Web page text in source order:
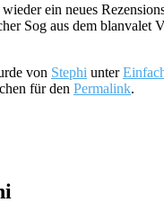
ein neues
Sog aus dem blanvalet
von Stephi unter
für den Permalink.